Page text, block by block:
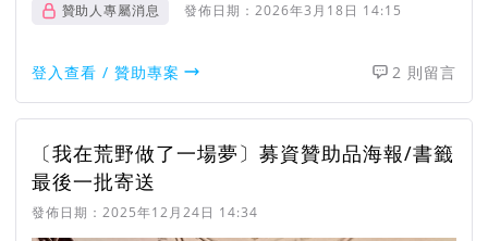
贊助人專屬消息 發佈日期：2026年3月18日 14:15
登入查看 / 贊助專案 2 則留言
〔我在荒野做了一場夢〕募資贊助品海報/書籤
最後一批寄送
發佈日期： 2025年12月24日 14:34